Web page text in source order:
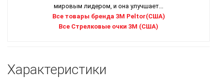
мировым лидером, и она улучшает...
Все товары бренда 3M Peltor(США)
Все Стрелковые очки 3M (США)
Характеристики